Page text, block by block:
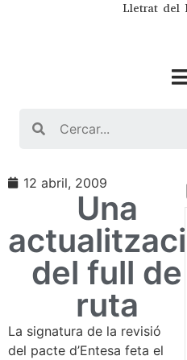
Lletrat del
12 abril, 2009
Una
del full de
ruta
La signatura de la revisió
del pacte d’Entesa feta el